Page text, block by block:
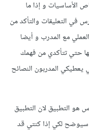
الأساسيات و إذا ما
في التعليقات والتأكد من
مع المدرب و أيضا
حتي تتأكدي من فهمك
المدربون النصائح
التطبيق لان التطبيق
لكي إذا كنتي قد